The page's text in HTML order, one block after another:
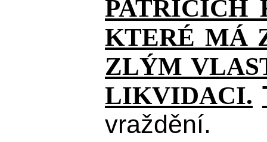
PATŘÍCÍCH
KTERÉ MÁ
ZLÝM
LIKVIDACI.
vraždění.